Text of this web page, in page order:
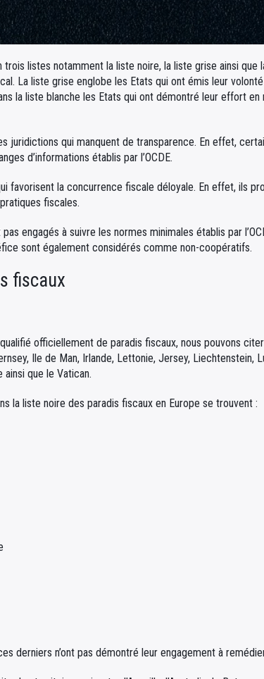
trois listes notamment la liste noire, la liste grise ainsi
La liste grise englobe les Etats qui ont émis leur
la liste blanche les Etats qui ont démontré leur effort
juridictions qui manquent de transparence. En effet,
d’informations établis par l’OCDE.
favorisent la concurrence fiscale déloyale. En effet, ils
fiscales.
engagés à suivre les normes minimales établis par
sont également considérés comme non-coopératifs.
fiscaux
qualifié officiellement de paradis fiscaux, nous pouvons citer
Ile de Man, Irlande, Lettonie, Jersey, Liechtenstein,
ainsi que le Vatican.
la liste noire des paradis fiscaux en Europe se trouvent :
derniers n’ont pas démontré leur engagement à